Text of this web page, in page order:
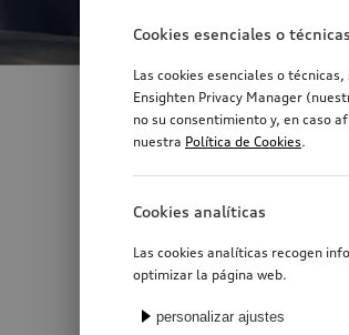
Text/HTML Teaser
License
This report lists all
LicenseRef-
Redistribution and use
Cookies esenciales o técnicas
Las cookies esenciales o
Ensighten Privacy Manager
no su consentimiento y, en caso
nuestra Política de Cookies.
Cookies analíticas
Las cookies analíticas recogen
optimizar la página web.
personalizar ajustes